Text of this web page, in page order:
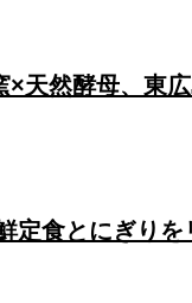
×天然酵母、東
定食とにぎり